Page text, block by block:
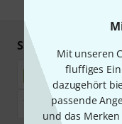
Mit unseren
fluffiges
dazugehört
passende
und das
Sicher einkaufen